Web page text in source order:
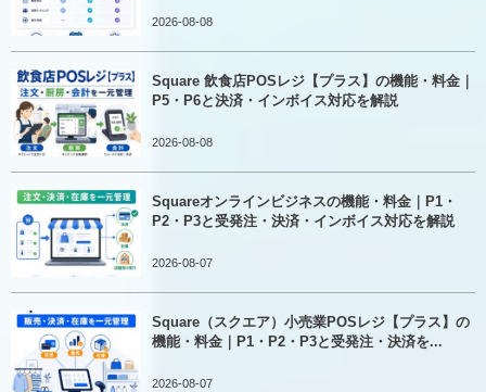
2026-08-08
Square 飲食店POSレジ【プラス】の機能・料金｜
P5・P6と決済・インボイス対応を解説
2026-08-08
Squareオンラインビジネスの機能・料金｜P1・
P2・P3と受発注・決済・インボイス対応を解説
2026-08-07
Square（スクエア）小売業POSレジ【プラス】の
機能・料金｜P1・P2・P3と受発注・決済を...
2026-08-07